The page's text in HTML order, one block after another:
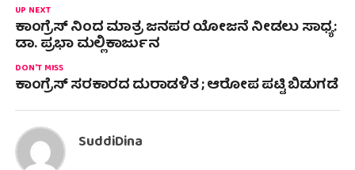
UP NEXT
ಕಾಂಗ್ರೆಸ್ ನಿಂದ ಮಾತ್ರ ಜನಪರ ಯೋಜನೆ ನೀಡಲು ಸಾಧ್ಯ:
ಡಾ. ಪ್ರಭಾ ಮಲ್ಲಿಕಾರ್ಜುನ
DON'T MISS
ಕಾಂಗ್ರೆಸ್ ಸರಕಾರದ ದುರಾಡಳಿತ ; ಆರೋಪ ಪಟ್ಟಿ ಬಿಡುಗಡೆ
SuddiDina